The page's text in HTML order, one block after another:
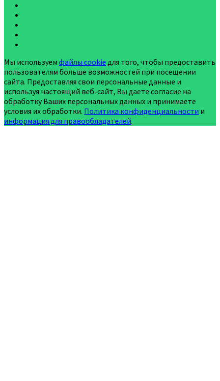
Мы используем файлы cookie для того, чтобы предоставить
пользователям больше возможностей при посещении
сайта. Предоставляя свои персональные данные и
используя настоящий веб-сайт, Вы даете согласие на
обработку Ваших персональных данных и принимаете
условия их обработки. Политика конфиденциальности и
информация для правообладателей.